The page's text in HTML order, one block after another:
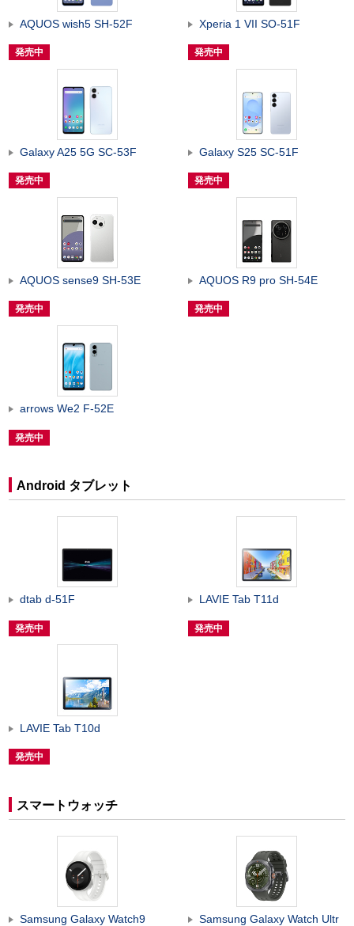
AQUOS wish5 SH-52F
発売中
Xperia 1 VII SO-51F
発売中
Galaxy A25 5G SC-53F
発売中
Galaxy S25 SC-51F
発売中
AQUOS sense9 SH-53E
発売中
AQUOS R9 pro SH-54E
発売中
arrows We2 F-52E
発売中
Android タブレット
dtab d-51F
発売中
LAVIE Tab T11d
発売中
LAVIE Tab T10d
発売中
スマートウォッチ
Samsung Galaxy Watch9
Samsung Galaxy Watch Ultr